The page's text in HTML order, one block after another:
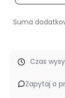
E
ED
Suma
Czas
Zapytaj o